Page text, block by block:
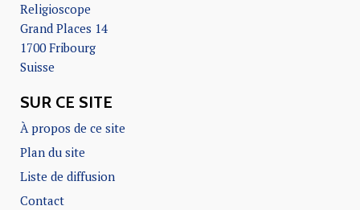
Religioscope
Grand Places 14
1700 Fribourg
Suisse
SUR CE SITE
À propos de ce site
Plan du site
Liste de diffusion
Contact